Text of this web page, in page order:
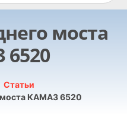
моста
Статьи
моста КАМАЗ 6520